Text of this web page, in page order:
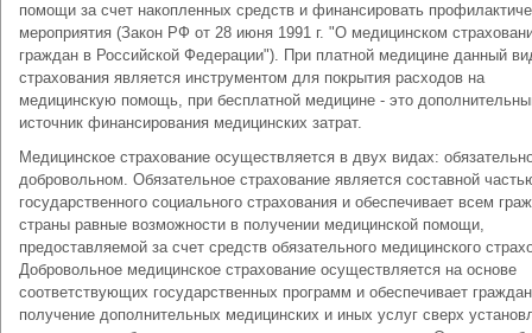
помощи за счет накопленных средств и финансировать
мероприятия (Закон РФ от 28 июня 1991 г. "О медицинском
граждан в Российской Федерации"). При платной медицине данный
страхования является инструментом для покрытия расходов на
медицинскую помощь, при бесплатной медицине - это
источник финансирования медицинских затрат.
Медицинское страхование осуществляется в двух видах:
добровольном. Обязательное страхование является составной
государственного социального страхования и обеспечивает всем
страны равные возможности в получении медицинской помощи,
предоставляемой за счет средств обязательного медицинского
Добровольное медицинское страхование осуществляется на основе
соответствующих государственных программ и обеспечивает
получение дополнительных медицинских и иных услуг сверх